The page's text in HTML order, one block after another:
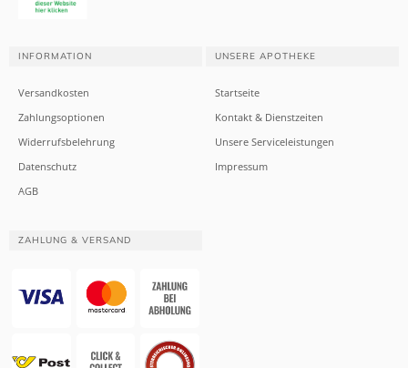
INFORMATION
Versandkosten
Zahlungsoptionen
Widerrufsbelehrung
Datenschutz
AGB
UNSERE APOTHEKE
Startseite
Kontakt & Dienstzeiten
Unsere Serviceleistungen
Impressum
ZAHLUNG & VERSAND